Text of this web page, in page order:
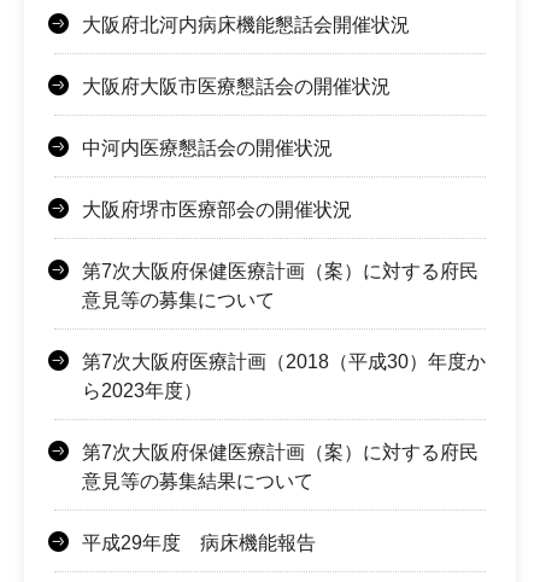
大阪府北河内病床機能懇話会開催状況
大阪府大阪市医療懇話会の開催状況
中河内医療懇話会の開催状況
大阪府堺市医療部会の開催状況
第7次大阪府保健医療計画（案）に対する府民
意見等の募集について
第7次大阪府医療計画（2018（平成30）年度か
ら2023年度）
第7次大阪府保健医療計画（案）に対する府民
意見等の募集結果について
平成29年度 病床機能報告